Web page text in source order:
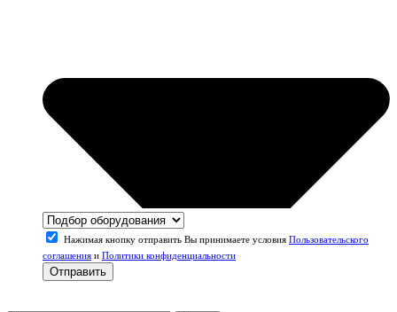
Нажимая кнопку отправить Вы принимаете условия Пользовательского
соглашения и Политики конфиденциальности
Отправить